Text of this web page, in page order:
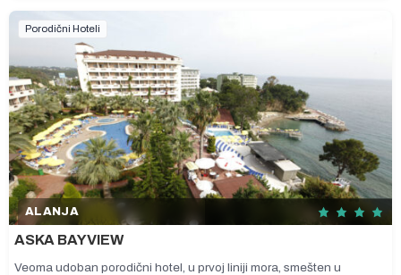
Porodični Hoteli
ALANJA
ASKA BAYVIEW
Veoma udoban porodični hotel, u prvoj liniji mora, smešten u